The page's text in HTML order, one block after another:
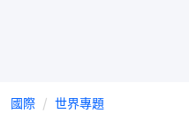
國際 世界專題